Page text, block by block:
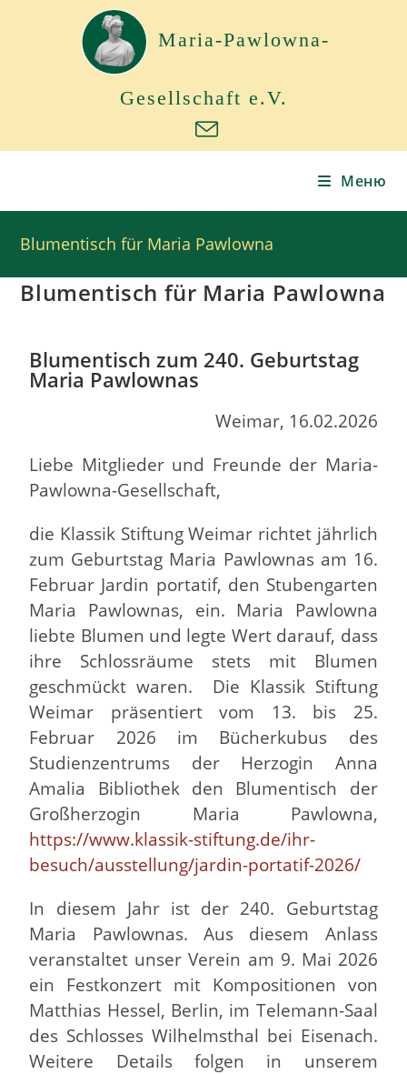
Maria-Pawlowna-
Gesellschaft e.V.
Меню
Blumentisch für Maria Pawlowna
Blumentisch für Maria Pawlowna
Blumentisch zum 240. Geburtstag
Maria Pawlownas
Weimar, 16.02.2026
Liebe Mitglieder und Freunde der Maria-
Pawlowna-Gesellschaft,
die Klassik Stiftung Weimar richtet jährlich
zum Geburtstag Maria Pawlownas am 16.
Februar Jardin portatif, den Stubengarten
Maria Pawlownas, ein. Maria Pawlowna
liebte Blumen und legte Wert darauf, dass
ihre Schlossräume stets mit Blumen
geschmückt waren. Die Klassik Stiftung
Weimar präsentiert vom 13. bis 25.
Februar 2026 im Bücherkubus des
Studienzentrums der Herzogin Anna
Amalia Bibliothek den Blumentisch der
Großherzogin Maria Pawlowna,
https://www.klassik-stiftung.de/ihr-
besuch/ausstellung/jardin-portatif-2026/
In diesem Jahr ist der 240. Geburtstag
Maria Pawlownas. Aus diesem Anlass
veranstaltet unser Verein am 9. Mai 2026
ein Festkonzert mit Kompositionen von
Matthias Hessel, Berlin, im Telemann-Saal
des Schlosses Wilhelmsthal bei Eisenach.
Weitere Details folgen in unserem